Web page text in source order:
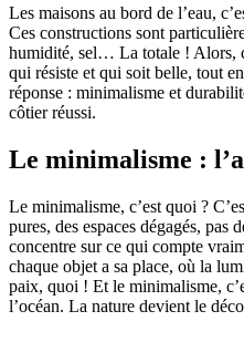
Les maisons au bord de l’eau,
Ces constructions sont
humidité, sel… La totale ! Alors,
qui résiste et qui soit belle, tout
réponse : minimalisme et
côtier réussi.
Le minimalisme :
Le minimalisme, c’est quoi ?
pures, des espaces dégagés, pas
concentre sur ce qui compte
chaque objet a sa place, où la
paix, quoi ! Et le minimalisme,
l’océan. La nature devient le